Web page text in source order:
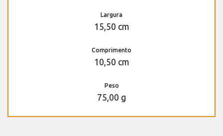
Largura
15,50 cm
Comprimento
10,50 cm
Peso
75,00 g